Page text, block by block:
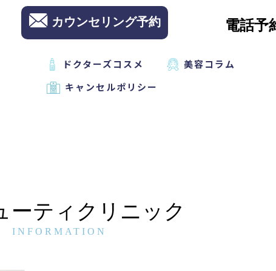
カウンセリング予約 電話予
ドクターズコスメ 美容コラム
キャンセルポリシー
ーティクリニック
INFORMATION